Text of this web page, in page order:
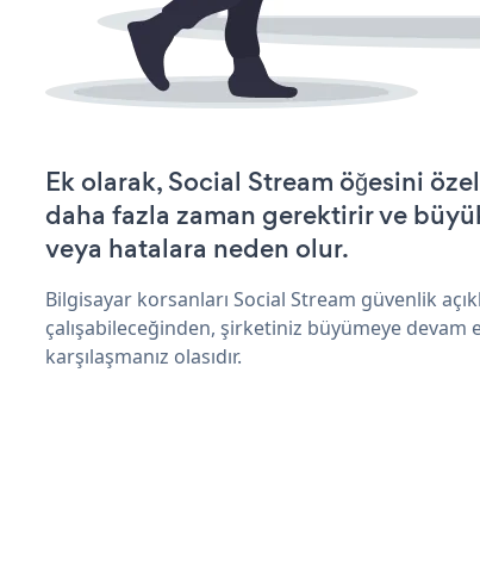
Ek olarak, Social Stream öğesini
daha fazla zaman gerektirir ve
veya hatalara neden olur.
Bilgisayar korsanları Social Stream güvenlik
çalışabileceğinden, şirketiniz büyümeye devam
karşılaşmanız olasıdır.